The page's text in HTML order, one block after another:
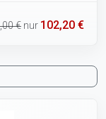
€ nur 102,20 €